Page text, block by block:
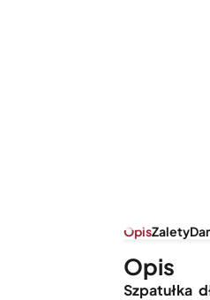
OpisZalety
Opis
Szpatułka